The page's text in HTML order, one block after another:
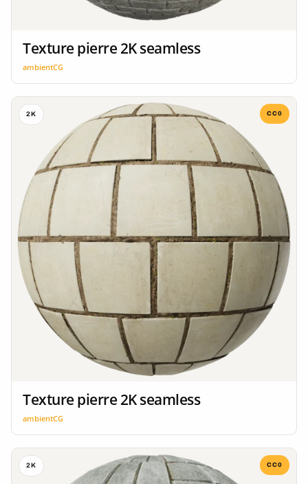
Texture pierre 2K seamless
ambientCG
2K CC0
Texture pierre 2K seamless
ambientCG
2K CC0